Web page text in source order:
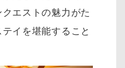
エストの魅力がた
イを堪能すること